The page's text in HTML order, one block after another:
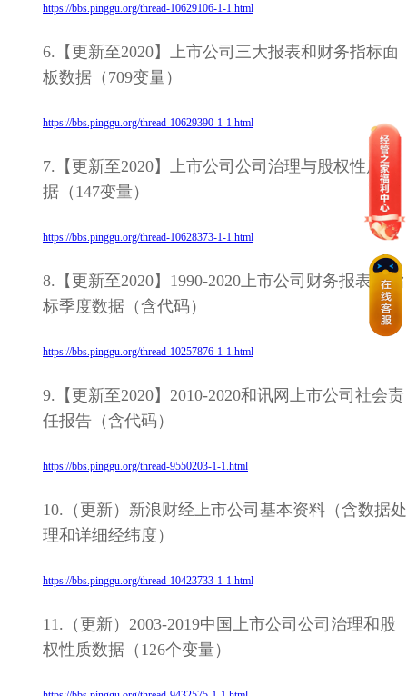
https://bbs.pinggu.org/thread-10629106-1-1.html
6.【更新至2020】上市公司三大报表和财务指标面
板数据（709变量）
https://bbs.pinggu.org/thread-10629390-1-1.html
7.【更新至2020】上市公司公司治理与股权性质数
据（147变量）
https://bbs.pinggu.org/thread-10628373-1-1.html
8.【更新至2020】1990-2020上市公司财务报表与指
标季度数据（含代码）
https://bbs.pinggu.org/thread-10257876-1-1.html
9.【更新至2020】2010-2020和讯网上市公司社会责
任报告（含代码）
https://bbs.pinggu.org/thread-9550203-1-1.html
10.（更新）新浪财经上市公司基本资料（含数据处
理和详细经纬度）
https://bbs.pinggu.org/thread-10423733-1-1.html
11.（更新）2003-2019中国上市公司公司治理和股
权性质数据（126个变量）